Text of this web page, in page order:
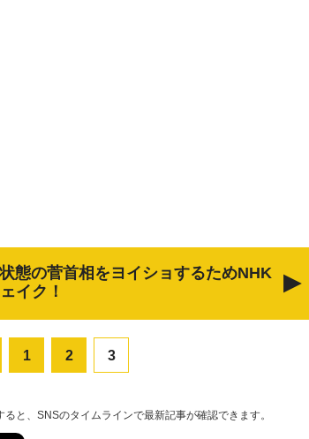
態の菅首相をヨイショするためNHK
イク！
1 2 3
ると、SNSのタイムラインで最新記事が確認できます。